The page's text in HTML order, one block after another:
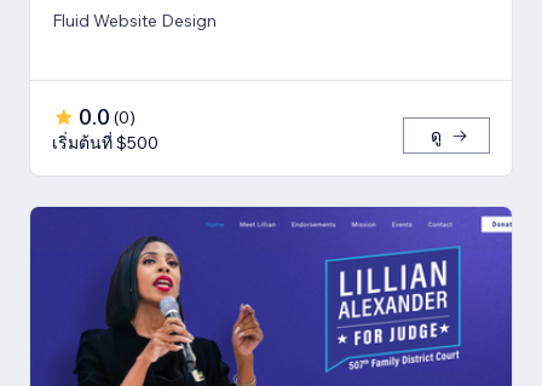
Fluid Website Design
0.0 (0)
เริ่มต้นที่ $500
ดู